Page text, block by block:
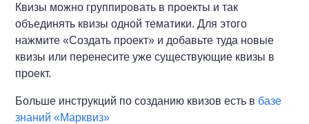
Квизы можно группировать в проекты и так
объединять квизы одной тематики. Для этого
нажмите «Создать проект» и добавьте туда новые
квизы или перенесите уже существующие квизы в
проект.
Больше инструкций по созданию квизов есть в базе
знаний «Марквиз»